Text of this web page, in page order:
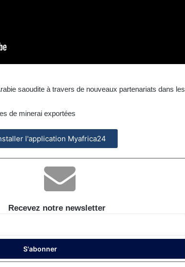
saoudite à travers de nouveaux partenariats dans les
de minerai exportées
l'application Myafrica24
Recevez notre newsletter